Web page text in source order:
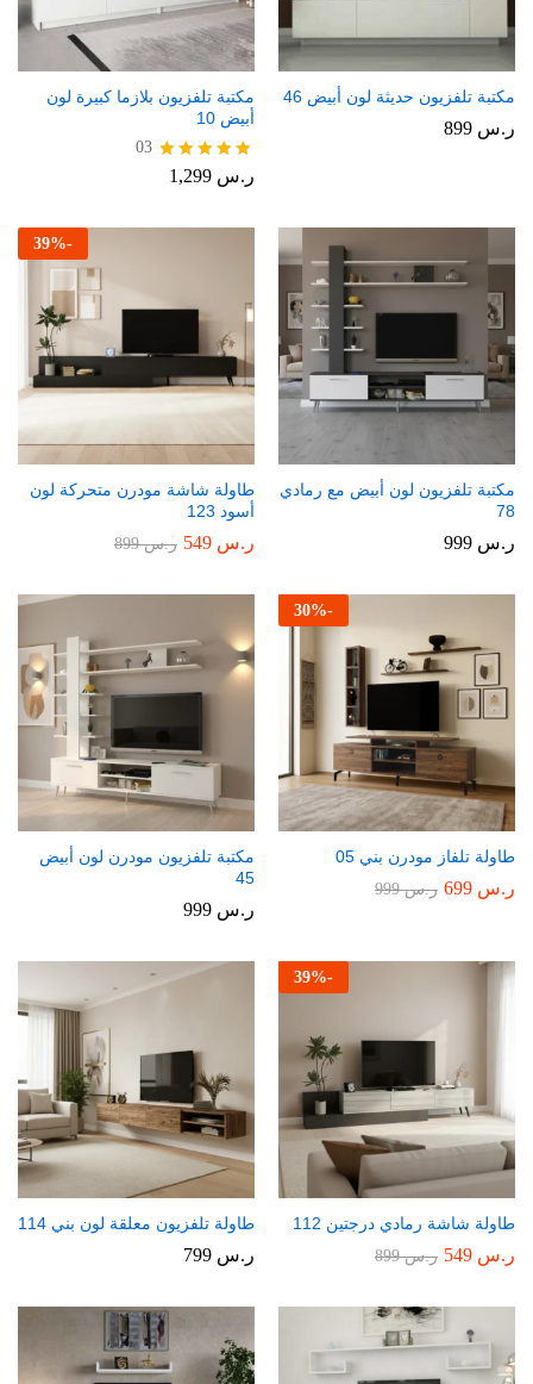
مكتبة تلفزيون حديثة لون أبيض 46
ر.س
مكتبة تلفزيون بلازما كبيرة لون
أبيض 10
تم التقييم
03
ر.س
مكتبة تلفزيون لون أبيض مع رمادي
78
ر.س
-
39%
طاولة شاشة مودرن متحركة لون
أسود 123
ر.س ر.س899
-
30%
طاولة تلفاز مودرن بني 05
ر.س ر.س999
مكتبة تلفزيون مودرن لون أبيض
45
ر.س
-
39%
طاولة شاشة رمادي درجتين 112
ر.س ر.س899
طاولة تلفزيون معلقة لون بني 114
ر.س